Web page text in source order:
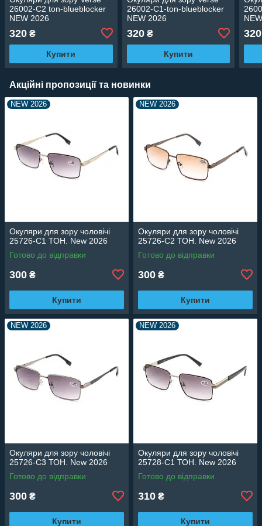
26002-C2 ton-blueblocker
NEW 2026
320 ₴
Купити
26002-C1-ton-blueblocker
NEW 2026
320₴
Купити
320
Акційні пропозиції та новинки
NEW 2026
Окуляри для зору чоловічі
25726-C1 ТОН. New 2026
Готово до відправки
300 ₴
Купити
NEW 2026
Окуляри для зору чоловічі
25726-C2 ТОН. New 2026
Готово до відправки
300 ₴
Купити
NEW 2026
Окуляри для зору чоловічі
25726-C3 ТОН. New 2026
Готово до відправки
300 ₴
Купити
NEW 2026
Окуляри для зору чоловічі
25728-C1 ТОН. New 2026
Готово до відправки
310 ₴
Купити